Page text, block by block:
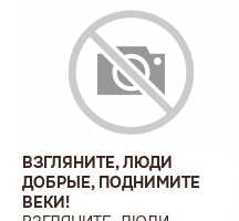
ВЗГЛЯНИТЕ, ЛЮДИ
ДОБРЫЕ, ПОДНИМИТЕ
ВЕКИ!